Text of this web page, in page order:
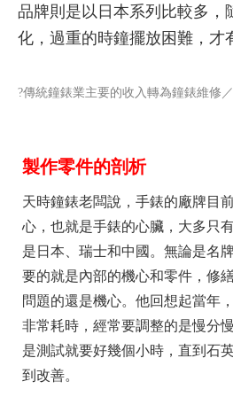
品牌則是以日本系列比較多，
化，過重的時鐘擺放困難，才
?傳統鐘錶業主要的收入轉為鐘錶維修
製作零件的剖析
天時鐘錶老闆說，手錶的廠牌目
心，也就是手錶的心臟，大多只
是日本、瑞士和中國。無論是名
要的就是內部的機心和零件，修
問題的還是機心。他回想起當年
非常耗時，經常要調整的是慢分
是測試就要好幾個小時，直到石
到改善。